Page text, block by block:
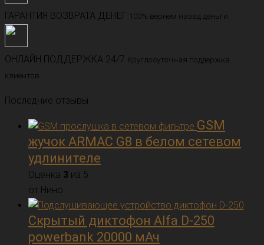
ГАРАНТИЯ ВОЗВРАТА ДЕНЕГ 100% вернем назад деньги.
ОНЛАЙН ПОДДЕРЖКА 24/7 Круглосуточная поддержка
клиентов.
Последние отзывы
GSM
жучок ARMAC G8 в белом сетевом
удлинителе
Оценка 3 из 5
от Нино
Скрытый диктофон Alfa D-250
powerbank 20000 мАч